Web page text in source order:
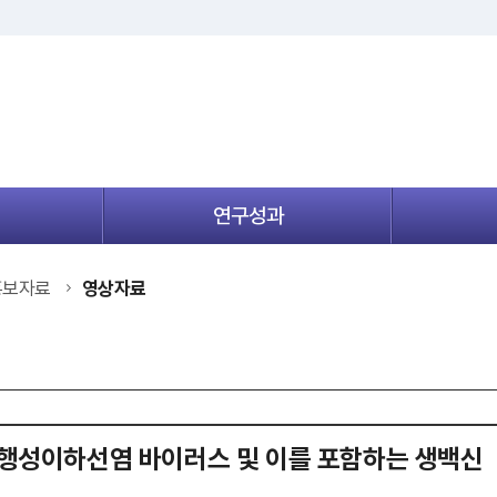
연구성과
메
뉴
자료 영상자료
성이하선염 바이러스 및 이를 포함하는 생백신